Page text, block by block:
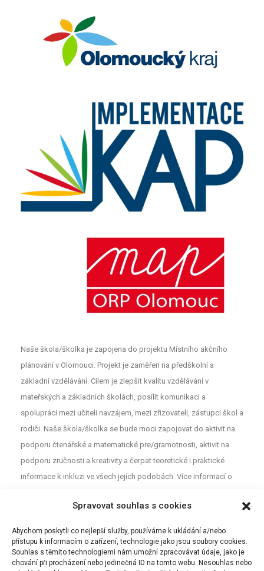
Spravovat souhlas s cookies
Abychom poskytli co nejlepší služby, používáme k ukládání a/nebo
přístupu k informacím o zařízení, technologie jako jsou soubory cookies.
Souhlas s těmito technologiemi nám umožní zpracovávat údaje, jako je
chování při procházení nebo jedinečná ID na tomto webu. Nesouhlas nebo
Naše škola/školka je zapojena do projektu Místního akčního
plánování v Olomouci. Projekt je zaměřen na předškolní a
základní vzdělávání. Cílem je zlepšit kvalitu vzdělávání v
mateřských a základních školách, posílit komunikaci a
spolupráci mezi učiteli navzájem, mezi zřizovateli, zástupci škol a
rodiči. Naše škola/školka se bude moci zapojovat do aktivit na
podporu čtenářské a matematické pre/gramotnosti, aktivit na
podporu zručnosti a kreativity a čerpat teoretické i praktické
informace k inkluzi ve všech jejích podobách. Více informací o
vzdělávání mezi rodiči, učiteli a dalšími aktéry z Olomouce jsou